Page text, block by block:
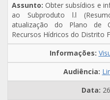
Obter subsídios e
ao Subproduto l.l
atualização do Plano de
Recursos Hídricos do Distrito